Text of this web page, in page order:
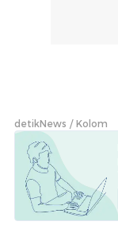
detikNews Kolom